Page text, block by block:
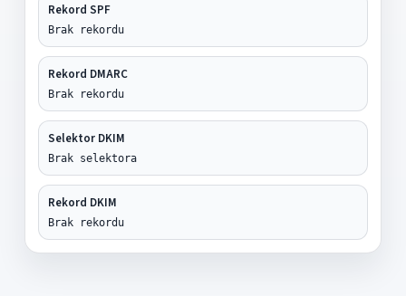
Rekord SPF
Brak rekordu
Rekord DMARC
Brak rekordu
Selektor DKIM
Brak selektora
Rekord DKIM
Brak rekordu